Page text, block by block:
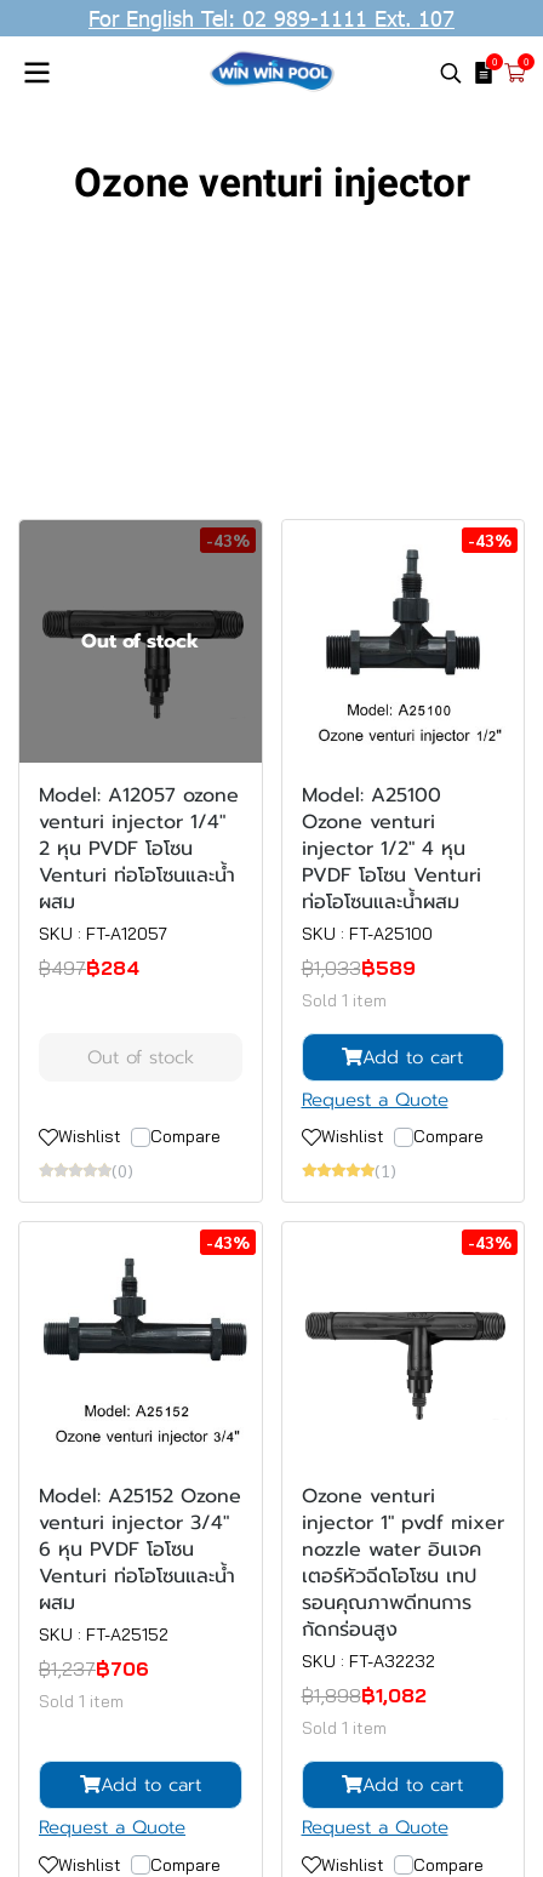
For English Tel: 02 989-1111 Ext. 107
0 0
Ozone venturi injector
-43%
Out of stock
Model: A12057 ozone
venturi injector 1/4"
2 หุน PVDF โอโซน
Venturi ท่อโอโซนและน้ำ
ผสม
SKU : FT-A12057
฿497฿284
Out of stock
Wishlist
Compare
(0)
-43%
Model: A25100
Ozone venturi
injector 1/2" 4 หุน
PVDF โอโซน Venturi
ท่อโอโซนและน้ำผสม
SKU : FT-A25100
฿1,033฿589
Sold 1 item
Add to cart
Request a Quote
Wishlist
Compare
(1)
-43%
Model: A25152 Ozone
venturi injector 3/4"
6 หุน PVDF โอโซน
Venturi ท่อโอโซนและน้ำ
ผสม
SKU : FT-A25152
฿1,237฿706
Sold 1 item
Add to cart
Request a Quote
Wishlist
Compare
-43%
Ozone venturi
injector 1" pvdf mixer
nozzle water อินเจค
เตอร์หัวฉีดโอโซน เทป
รอนคุณภาพดีทนการ
กัดกร่อนสูง
SKU : FT-A32232
฿1,898฿1,082
Sold 1 item
Add to cart
Request a Quote
Wishlist
Compare